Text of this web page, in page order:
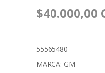
$40.000,00
55565480
MARCA: GM